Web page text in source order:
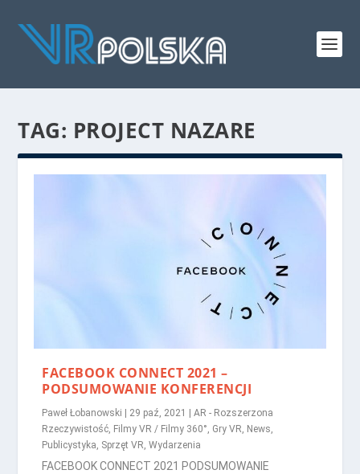
TAG: PROJECT NAZARE
FACEBOOK CONNECT 2021 –
PODSUMOWANIE KONFERENCJI
Paweł Łobanowski 29 paź, 2021 |AR - Rozszerzona
Rzeczywistość, Filmy VR / Filmy 360°, Gry VR, News,
Publicystyka, Sprzęt VR,Wydarzenia
FACEBOOK CONNECT 2021 PODSUMOWANIE